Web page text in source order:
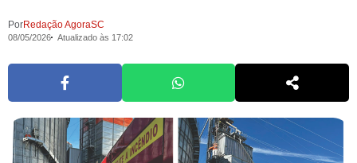
PorRedação AgoraSC
08/05/2026 Atualizado às 17:02